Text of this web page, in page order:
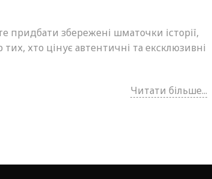
збережені шматочки історії,
хто цінує автентичні та ексклюзивні
Читати більше...